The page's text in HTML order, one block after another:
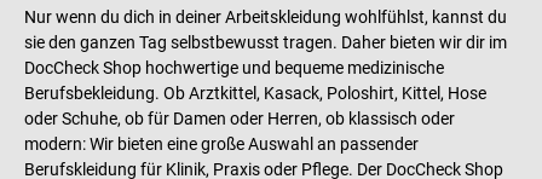
Nur wenn du dich in deiner Arbeitskleidung wohlfühlst, kannst du
sie den ganzen Tag selbstbewusst tragen. Daher bieten wir dir im
DocCheck Shop hochwertige und bequeme medizinische
Berufsbekleidung. Ob Arztkittel, Kasack, Poloshirt, Kittel, Hose
oder Schuhe, ob für Damen oder Herren, ob klassisch oder
modern: Wir bieten eine große Auswahl an passender
Berufskleidung für Klinik, Praxis oder Pflege. Der DocCheck Shop